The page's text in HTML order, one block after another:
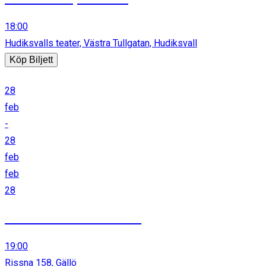
18:00
Hudiksvalls teater, Västra Tullgatan, Hudiksvall
Köp Biljett
28
feb
-
28
feb
feb
28
19:00
Rissna 158, Gällö